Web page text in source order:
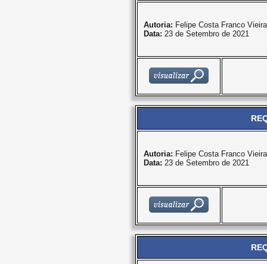
Autoria: Felipe Costa Franco Vieira
Data: 23 de Setembro de 2021
Autoria: Felipe Costa Franco Vieira
Data: 23 de Setembro de 2021